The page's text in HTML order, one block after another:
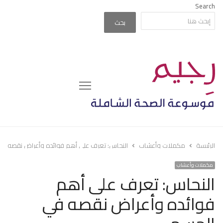
Search
بحث
Menu
الرئيسة مكملات وأعشاب النحاس: تعرف على أهم فوائده وأعراض نقصه
مكملات وأعشاب
النحاس: تعرف على أهم
فوائده وأعراض نقصه في